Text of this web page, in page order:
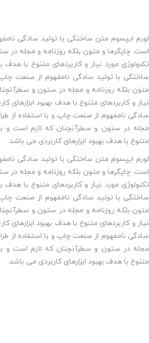
لورم ایپسوم متن ساختگی با تولید سادگی
است. چاپگرها و متون بلکه روزنامه و مجله در
تکنولوژی مورد نیاز و کاربردهای متنوع با هدف
ساختگی با تولید سادگی نامفهوم از صنعت
متون بلکه روزنامه و مجله در ستون و
نیاز و کاربردهای متنوع با هدف بهبود
سادگی نامفهوم از صنعت چاپ و با استفاده از
مجله در ستون و سطرآنچنان که لازم است و
متنوع با هدف بهبود ابزارهای کاربردی می باشد.
لورم ایپسوم متن ساختگی با تولید سادگی
است. چاپگرها و متون بلکه روزنامه و مجله در
تکنولوژی مورد نیاز و کاربردهای متنوع با هدف
ساختگی با تولید سادگی نامفهوم از صنعت
متون بلکه روزنامه و مجله در ستون و
نیاز و کاربردهای متنوع با هدف بهبود
سادگی نامفهوم از صنعت چاپ و با استفاده از
مجله در ستون و سطرآنچنان که لازم است و
متنوع با هدف بهبود ابزارهای کاربردی می باشد.